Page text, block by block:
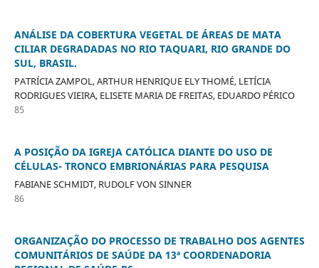
ANÁLISE DA COBERTURA VEGETAL DE ÁREAS DE MATA
CILIAR DEGRADADAS NO RIO TAQUARI, RIO GRANDE DO
SUL, BRASIL.
PATRÍCIA ZAMPOL, ARTHUR HENRIQUE ELY THOMÉ, LETÍCIA
RODRIGUES VIEIRA, ELISETE MARIA DE FREITAS, EDUARDO PÉRICO
85
A POSIÇÃO DA IGREJA CATÓLICA DIANTE DO USO DE
CÉLULAS- TRONCO EMBRIONÁRIAS PARA PESQUISA
FABIANE SCHMIDT, RUDOLF VON SINNER
86
ORGANIZAÇÃO DO PROCESSO DE TRABALHO DOS AGENTES
COMUNITÁRIOS DE SAÚDE DA 13ª COORDENADORIA